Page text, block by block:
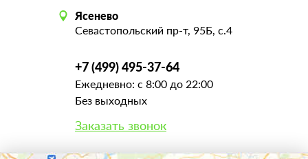
Ясенево
Севастопольский пр-т, 95Б, с.4
+7 (499) 495-37-64
Ежедневно: с 8:00 до 22:00
Без выходных
Заказать звонок